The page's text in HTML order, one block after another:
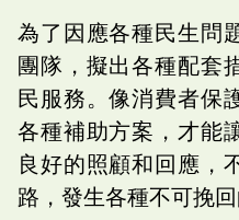
為了因應各種民生問
團隊，擬出各種配套
民服務。像消費者保
各種補助方案，才能
良好的照顧和回應，
路，發生各種不可挽回